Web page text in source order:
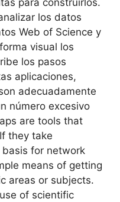
para construirlos.
los datos
Web of Science y
visual los
los pasos
aplicaciones,
adecuadamente
número excesivo
are tools that
they take
for network
means of getting
areas or subjects.
of scientific